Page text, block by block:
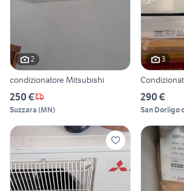
2
condizionatore Mitsubishi
250 €
Suzzara (MN)
3
290 €
San Dorligo